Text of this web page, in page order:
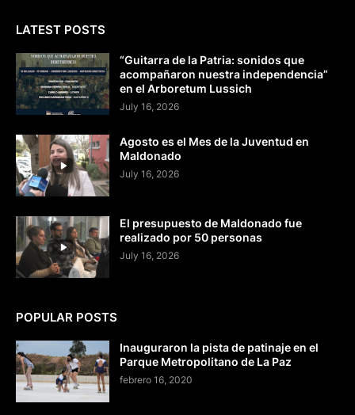
LATEST POSTS
“Guitarra de la Patria: sonidos que
acompañaron nuestra independencia”
en el Arboretum Lussich
July 16, 2026
Agosto es el Mes de la Juventud en
Maldonado
July 16, 2026
El presupuesto de Maldonado fue
realizado por 50 personas
July 16, 2026
POPULAR POSTS
Inauguraron la pista de patinaje en el
Parque Metropolitano de La Paz
febrero 16, 2020